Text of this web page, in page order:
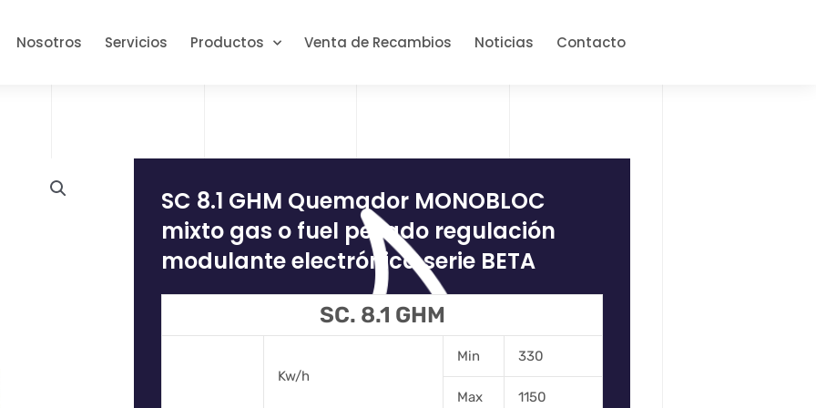
Nosotros Servicios Productos Venta de Recambios Noticias Contacto
SC 8.1 GHM Quemador MONOBLOC
mixto gas o fuel pesado regulación
modulante electrónica serie BETA
SC. 8.1 GHM
Kw/h
Min 330
Max 1150